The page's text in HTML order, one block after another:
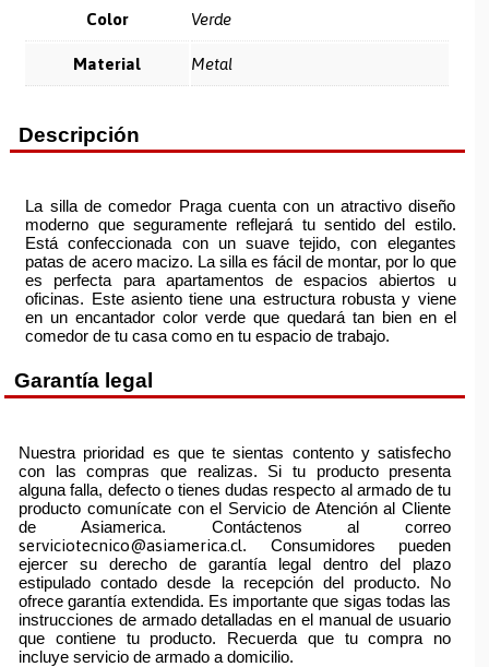
Color Verde
Material Metal
Descripción
La silla de comedor Praga cuenta con un atractivo diseño
moderno que seguramente reflejará tu sentido del estilo.
Está confeccionada con un suave tejido, con elegantes
patas de acero macizo. La silla es fácil de montar, por lo que
es perfecta para apartamentos de espacios abiertos u
oficinas. Este asiento tiene una estructura robusta y viene
en un encantador color verde que quedará tan bien en el
comedor de tu casa como en tu espacio de trabajo.
Garantía legal
Nuestra prioridad es que te sientas contento y satisfecho
con las compras que realizas. Si tu producto presenta
alguna falla, defecto o tienes dudas respecto al armado de tu
producto comunícate con el Servicio de Atención al Cliente
de Asiamerica. Contáctenos al correo
serviciotecnico@asiamerica.cl. Consumidores pueden
ejercer su derecho de garantía legal dentro del plazo
estipulado contado desde la recepción del producto. No
ofrece garantía extendida. Es importante que sigas todas las
instrucciones de armado detalladas en el manual de usuario
que contiene tu producto. Recuerda que tu compra no
incluye servicio de armado a domicilio.